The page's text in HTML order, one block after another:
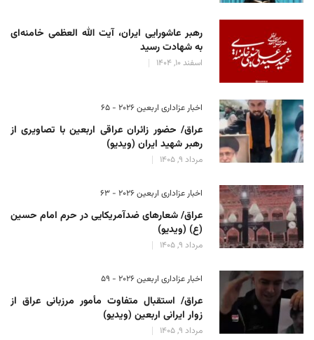
رهبر عاشورایی ایران، آیت الله العظمی خامنه‌ای
به شهادت رسید
اسفند 10, 1404
اخبار عزاداری اربعین ۲۰۲۶ - 65
عراق/ حضور زائران عراقی اربعین با تصاویری از
رهبر شهید ایران (ویدیو)
مرداد 9, 1405
اخبار عزاداری اربعین ۲۰۲۶ - 63
عراق/ شعارهای ضدآمریکایی در حرم امام حسین
(ع) (ویدیو)
مرداد 9, 1405
اخبار عزاداری اربعین ۲۰۲۶ - 59
عراق/ استقبال متفاوت مأمور مرزبانی عراق از
زوار ایرانی اربعین (ویدیو)
مرداد 9, 1405